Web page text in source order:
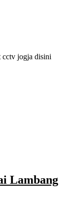
cctv jogja disini
Lambang